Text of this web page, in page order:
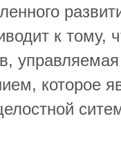
к тому,
которое